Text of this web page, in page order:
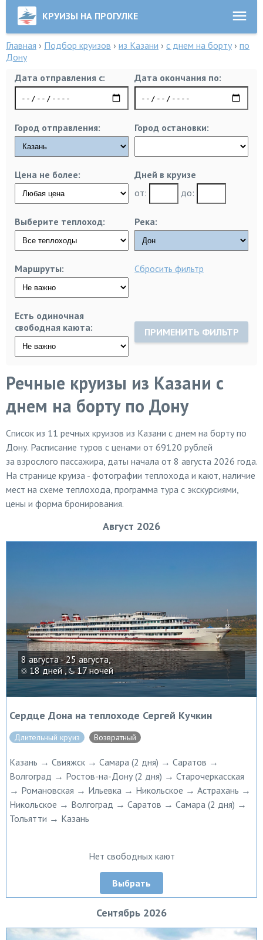
КРУИЗЫ НА ПРОГУЛКЕ
Главная › Подбор круизов › из Казани › с днем на борту › по
Дону
Дата отправления с:
Дата окончания по:
Город отправления: Город остановки:
Цена не более:
Дней в круизе
от:
до:
Выберите теплоход: Река:
Маршруты: Сбросить фильтр
Есть одиночная
свободная каюта:
ПРИМЕНИТЬ ФИЛЬТР
Речные круизы из Казани с
днем на борту по Дону
Список из 11 речных круизов из Казани с днем на борту по
Дону. Расписание туров с ценами от 69120 рублей
за взрослого пассажира, даты начала от 8 августа 2026 года.
На странице круиза - фотографии теплохода и кают, наличие
мест на схеме теплохода, программа тура с экскурсиями,
цены и форма бронирования.
Август 2026
8 августа - 25 августа,
18 дней , 17 ночей
Сердце Дона на теплоходе Сергей Кучкин
Длительный круиз Возвратный
Казань → Свияжск → Самара (2 дня) → Саратов →
Волгоград → Ростов-на-Дону (2 дня) → Старочеркасская
→ Романовская → Ильевка → Никольское → Астрахань →
Никольское → Волгоград → Саратов → Самара (2 дня) →
Тольятти → Казань
Нет свободных кают
Выбрать
Сентябрь 2026